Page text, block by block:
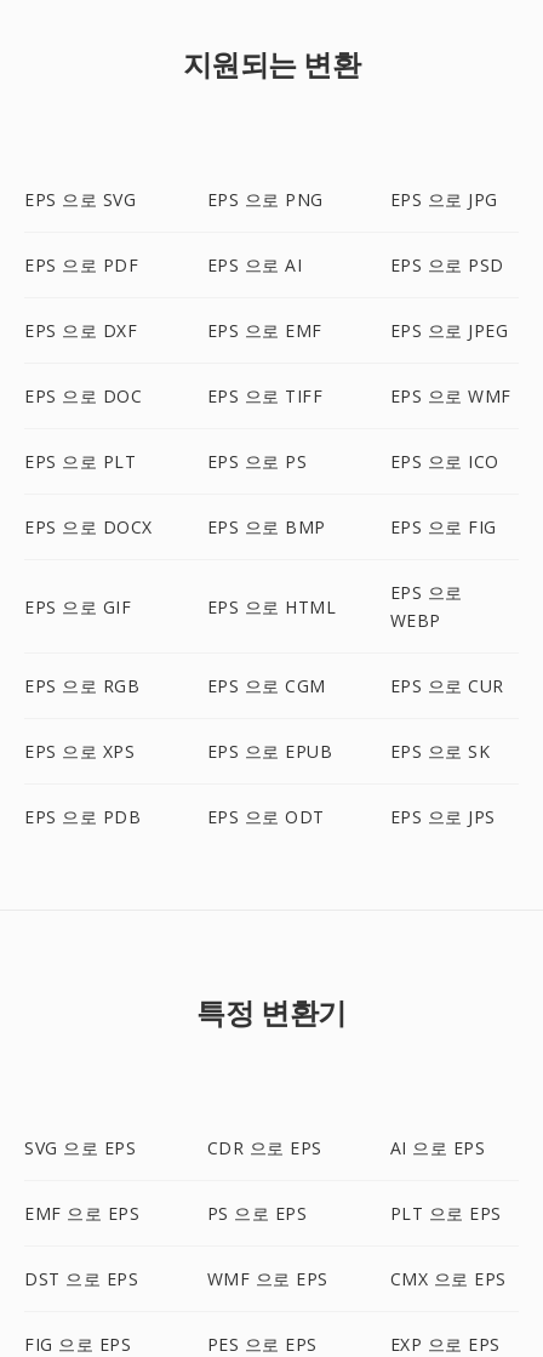
지원되는 변환
EPS 으로 SVG EPS 으로 PNG EPS 으로 JPG
EPS 으로 PDF EPS 으로 AI EPS 으로 PSD
EPS 으로 DXF EPS 으로 EMF EPS 으로 JPEG
EPS 으로 DOC EPS 으로 TIFF EPS 으로 WMF
EPS 으로 PLT EPS 으로 PS EPS 으로 ICO
EPS 으로 DOCX EPS 으로 BMP EPS 으로 FIG
EPS 으로 GIF EPS 으로 HTML
EPS 으로
WEBP
EPS 으로 RGB EPS 으로 CGM EPS 으로 CUR
EPS 으로 XPS EPS 으로 EPUB EPS 으로 SK
EPS 으로 PDB EPS 으로 ODT EPS 으로 JPS
특정 변환기
SVG 으로 EPS CDR 으로 EPS AI 으로 EPS
EMF 으로 EPS PS 으로 EPS PLT 으로 EPS
DST 으로 EPS WMF 으로 EPS CMX 으로 EPS
FIG 으로 EPS PES 으로 EPS EXP 으로 EPS